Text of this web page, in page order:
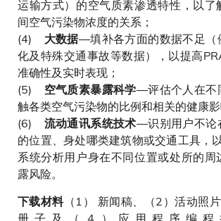
运输方式）的空气质素渗透特性，以了
间空气污染物浓度的关系；
(4) 大数据—填补各方面的数据不足（
化及特殊交通事故等数据），以提高
准确性及实时表现；
(5) 空气质素暴露科学—评估个人在不
触各类空气污染物的比例和相关的健康
(6) 流动通讯系统技术—识别用户不论
的位置、身处哪类建筑物或交通工具，
系统分析用户身在不同位置或处所的周
露风险。
下载材料（1） 新闻稿、（2）活动照
册子及（４）应用程序编程